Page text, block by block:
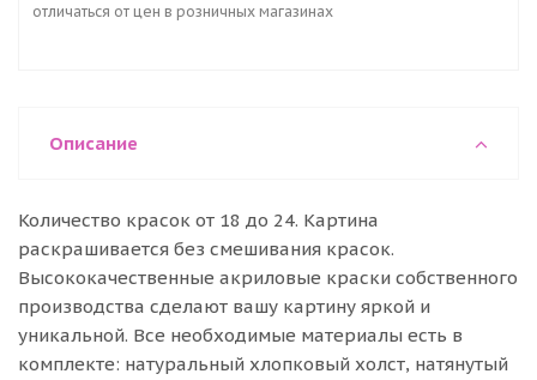
отличаться от цен в розничных магазинах
Описание
Количество красок от 18 до 24. Картина
раскрашивается без смешивания красок.
Высококачественные акриловые краски собственного
производства сделают вашу картину яркой и
уникальной. Все необходимые материалы есть в
комплекте: натуральный хлопковый холст, натянутый